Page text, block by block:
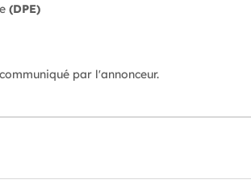
(DPE)
par l'annonceur.